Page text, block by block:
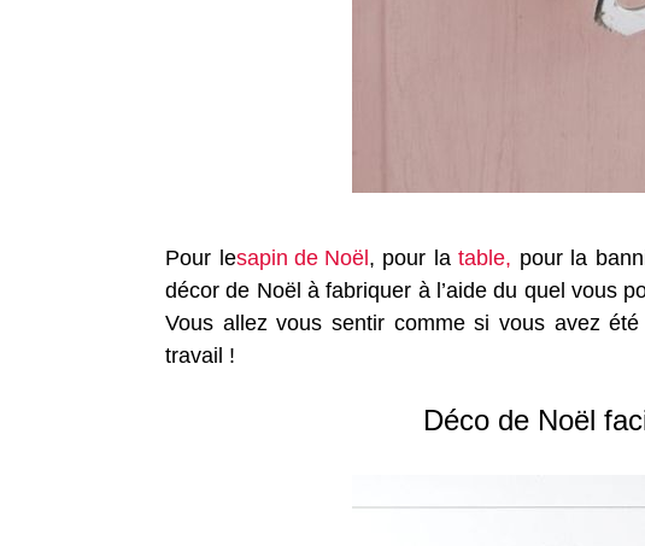
Pour lesapin de Noël , pour latable, pour la
décor de Noël à fabriquer à l’aide du quel vous
Vous allez vous sentir comme si vous avez
travail !
Déco de Noël